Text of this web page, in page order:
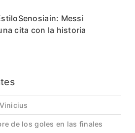
Messi
cita con la historia
de los goles en las finales